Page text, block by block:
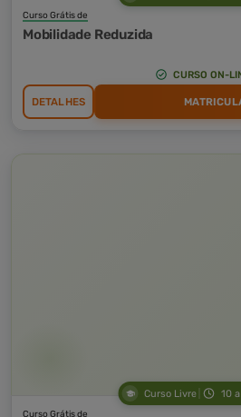
Curso Grátis de
Mobilidade Reduzida
CURSO ON-
DETALHES
Curso Livre 10
Curso Grátis de